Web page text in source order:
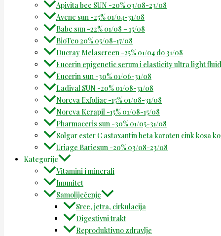
Apivita bee SUN -20% 03/08-23/08
Avene sun -25% 01/04-31/08
Babe sun -22% 01/08 – 15/08
BioTeo 20% 05/08-17/08
Ducray Melascreen -25% 01/04 do 31/08
Eucerin epigenetic serum i elasticity ultra light
Eucerin sun -30% 01/06-31/08
Ladival SUN -20% 01/08-31/08
Noreva Exfoliac -15% 01/08-31/08
Noreva Kerapil -15% 01/08-15/08
Pharmaceris sun -30% 01/05-31/08
Solgar ester C astaxantin beta karoten cink kosa
Uriage Bariesun -20% 03/08-23/08
Kategorije
Vitamini i minerali
Imunitet
Samoliječenje
Srce, jetra, cirkulacija
Digestivni trakt
Reproduktivno zdravlje